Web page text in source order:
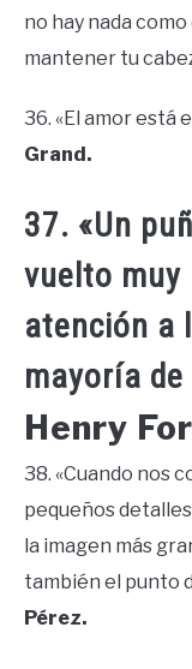
no hay nada
mantener tu
36. «El amor está
Grand.
37. «Un
vuelto
atención a
mayoría
Henry
38. «Cuando nos
pequeños
la imagen más
también el punto
Pérez.